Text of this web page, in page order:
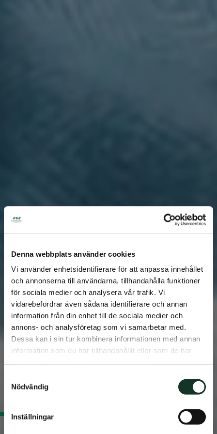
Denna webbplats använder cookies
Vi använder enhetsidentifierare för att anpassa innehållet
och annonserna till användarna, tillhandahålla funktioner
för sociala medier och analysera vår trafik. Vi
vidarebefordrar även sådana identifierare och annan
information från din enhet till de sociala medier och
annons- och analysföretag som vi samarbetar med.
Dessa kan i sin tur kombinera informationen med annan
information som du har tillhandahållit eller som de har
Nödvändig
Inställningar
Börja studentlivet hos